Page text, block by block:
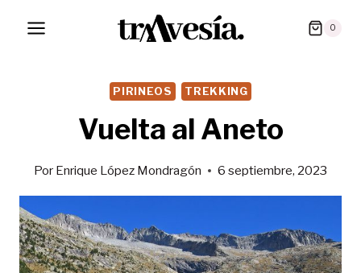
0
PIRINEOS TREKKING
Vuelta al Aneto
Por Enrique López Mondragón 6 septiembre, 2023